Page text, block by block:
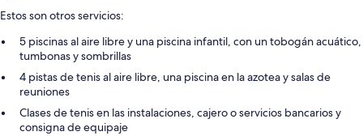
Estos son otros servicios:
5 piscinas al aire libre y una piscina infantil, con un tobogán acuático,
tumbonas y sombrillas
4 pistas de tenis al aire libre, una piscina en la azotea y salas de
reuniones
Clases de tenis en las instalaciones, cajero o servicios bancarios y
consigna de equipaje